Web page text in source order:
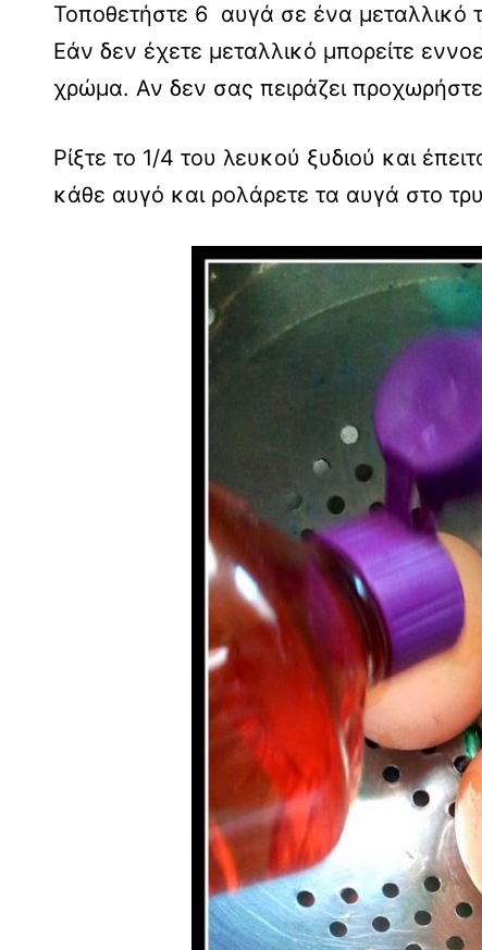
Τοποθετήστε 6 αυγά σε ένα μεταλλικό
Εάν δεν έχετε μεταλλικό μπορείτε
χρώμα. Αν δεν σας πειράζει προχωρήστε
Ρίξτε το 1/4 του λευκού ξυδιού και
κάθε αυγό και ρολάρετε τα αυγά στο